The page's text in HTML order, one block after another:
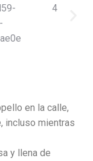
en la calle,
incluso mientras
y llena de